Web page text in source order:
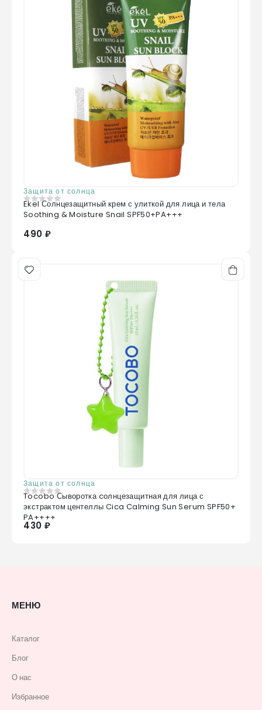
Защита от солнца
0из 5
Ekel Солнцезащитный крем с улиткой для лица и тела
Soothing & Moisture Snail SPF50+PA+++
490 ₽
Защита от солнца
0 из 5
Tocobo Сыворотка cолнцезащитная для лица с
экстрактом центеллы Cica Calming Sun Serum SPF50+
PA++++
430 ₽
МЕНЮ
Каталог
Блог
О нас
Избранное